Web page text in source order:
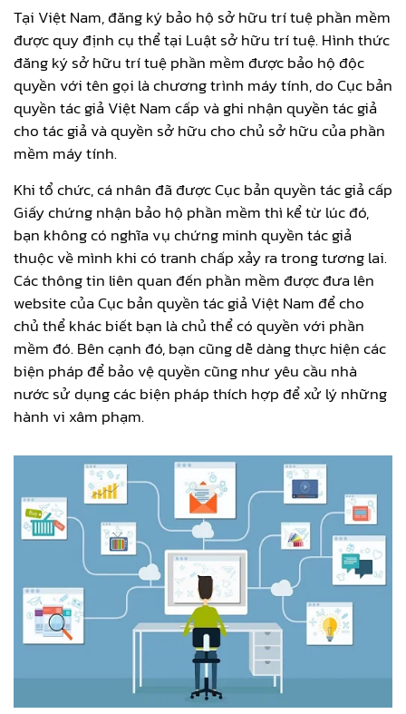
Tại Việt Nam, đăng ký bảo hộ sở hữu trí tuệ phần mềm
được quy định cụ thể tại Luật sở hữu trí tuệ. Hình thức
đăng ký sở hữu trí tuệ phần mềm được bảo hộ độc
quyền với tên gọi là chương trình máy tính, do Cục bản
quyền tác giả Việt Nam cấp và ghi nhận quyền tác giả
cho tác giả và quyền sở hữu cho chủ sở hữu của phần
mềm máy tính.
Khi tổ chức, cá nhân đã được Cục bản quyền tác giả cấp
Giấy chứng nhận bảo hộ phần mềm thì kể từ lúc đó,
bạn không có nghĩa vụ chứng minh quyền tác giả
thuộc về mình khi có tranh chấp xảy ra trong tương lai.
Các thông tin liên quan đến phần mềm được đưa lên
website của Cục bản quyền tác giả Việt Nam để cho
chủ thể khác biết bạn là chủ thể có quyền với phần
mềm đó. Bên cạnh đó, bạn cũng dễ dàng thực hiện các
biện pháp để bảo vệ quyền cũng như yêu cầu nhà
nước sử dụng các biện pháp thích hợp để xử lý những
hành vi xâm phạm.